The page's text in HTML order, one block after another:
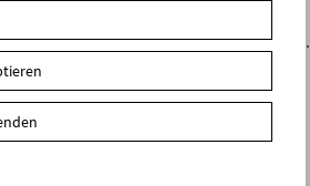
nutzen.
erfolgt ausschließlich an der Kassa.